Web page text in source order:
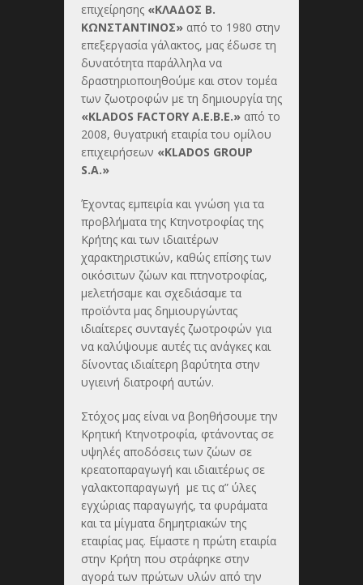
επιχείρησης «ΚΛΑΔΟΣ Β.
ΚΩΝΣΤΑΝΤΙΝΟΣ» από το 1980 στην
επεξεργασία γάλακτος, μας έδωσε τη
δυνατότητα παράλληλα να
δραστηριοποιηθούμε και στον τομέα
των ζωοτροφών με τη δημιουργία της
«KLADOS FACTORY A.E.B.E.» από το
2008, θυγατρική εταιρία του ομίλου
επιχειρήσεων «KLADOS GROUP
S.A.»
Έχοντας εμπειρία και γνώση για τα
προβλήματα της Κτηνοτροφίας της
Κρήτης και των ιδιαιτέρων
χαρακτηριστικών, καθώς επίσης των
οικόσιτων ζώων και πτηνοτροφίας,
μελετήσαμε και σχεδιάσαμε τα
προϊόντα μας δημιουργώντας
ιδιαίτερες συνταγές ζωοτροφών για
να καλύψουμε αυτές τις ανάγκες και
δίνοντας ιδιαίτερη βαρύτητα στην
υγιεινή διατροφή αυτών.
Στόχος μας είναι να βοηθήσουμε την
Κρητική Κτηνοτροφία, φτάνοντας σε
υψηλές αποδόσεις των ζώων σε
κρεατοπαραγωγή και ιδιαιτέρως σε
γαλακτοπαραγωγή με τις α” ύλες
εγχώριας παραγωγής, τα φυράματα
και τα μίγματα δημητριακών της
εταιρίας μας. Είμαστε η πρώτη εταιρία
στην Κρήτη που στράφηκε στην
αγορά των πρώτων υλών από την